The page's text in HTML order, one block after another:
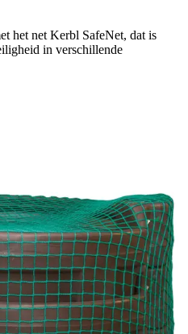
het net Kerbl SafeNet, dat is
in verschillende